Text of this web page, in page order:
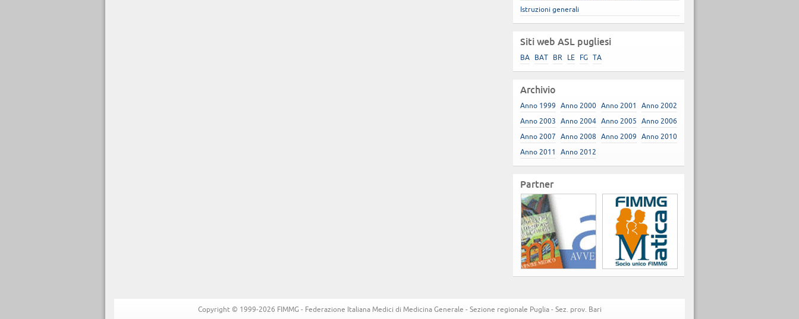
Istruzioni generali
Siti web ASL pugliesi
BA BAT BR LE FG TA
Archivio
Anno 1999 Anno 2000 Anno 2001
Anno 2002
Anno 2003
Anno 2004 Anno 2005
Anno 2006
Anno 2007
Anno 2008 Anno 2009
Anno 2010
Anno 2011
Anno 2012
Partner
Copyright © 1999-2026 FIMMG - Federazione Italiana Medici di Medicina Generale - Sezione regionale Puglia - Sez. prov. Bari